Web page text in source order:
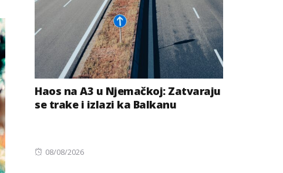
Haos na A3 u Njemačkoj: Zatvaraju
se trake i izlazi ka Balkanu
Posted
08/08/2026